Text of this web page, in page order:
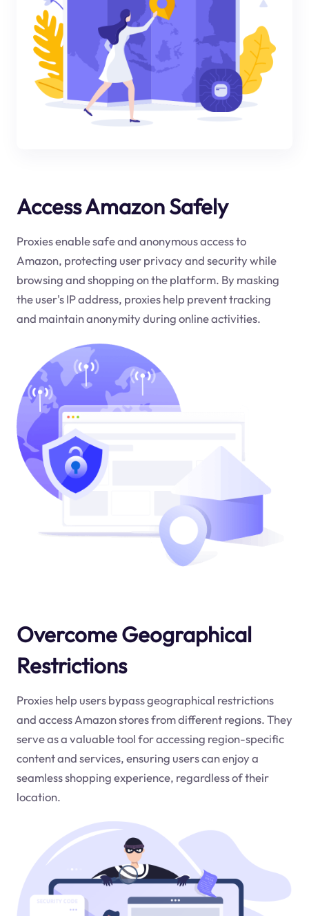
Access Amazon Safely
Proxies enable safe and anonymous access to
Amazon, protecting user privacy and security while
browsing and shopping on the platform. By masking
the user's IP address, proxies help prevent tracking
and maintain anonymity during online activities.
Overcome Geographical
Restrictions
Proxies help users bypass geographical restrictions
and access Amazon stores from different regions. They
serve as a valuable tool for accessing region-specific
content and services, ensuring users can enjoy a
seamless shopping experience, regardless of their
location.